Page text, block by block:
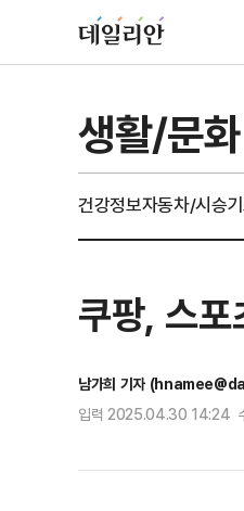
생활/문화
건강정보자동차/시승기
쿠팡, 스
남가희 기자
입력 2025.04.30 14:24